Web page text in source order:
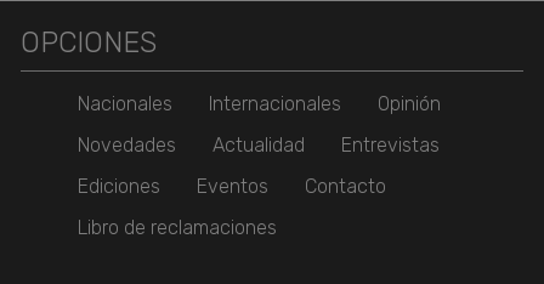
OPCIONES
Nacionales Internacionales
Opinión
Novedades
Actualidad
Entrevistas
Ediciones
Eventos
Contacto
Libro de reclamaciones